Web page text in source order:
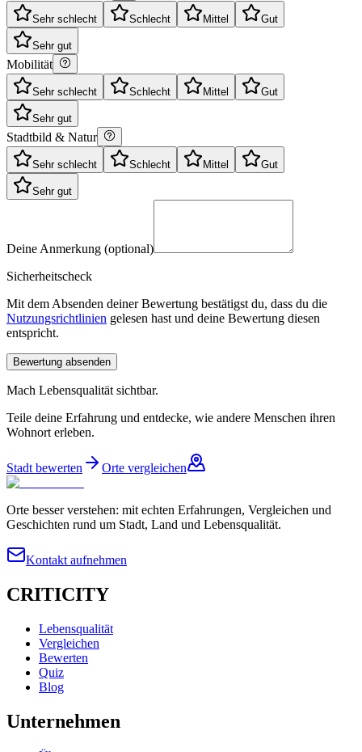
Sehr schlecht Schlecht Mittel Gut
Sehr gut
Mobilität
Sehr schlecht Schlecht Mittel Gut
Sehr gut
Stadtbild & Natur
Sehr schlecht Schlecht Mittel Gut
Sehr gut
Deine Anmerkung (optional)
Sicherheitscheck
Mit dem Absenden deiner Bewertung bestätigst du, dass du die
Nutzungsrichtlinien gelesen hast und deine Bewertung diesen
entspricht.
Bewertung absenden
Mach Lebensqualität sichtbar.
Teile deine Erfahrung und entdecke, wie andere Menschen ihren
Wohnort erleben.
Stadt bewerten Orte vergleichen
Orte besser verstehen: mit echten Erfahrungen, Vergleichen und
Geschichten rund um Stadt, Land und Lebensqualität.
Kontakt aufnehmen
CRITICITY
Lebensqualität
Vergleichen
Bewerten
Quiz
Blog
Unternehmen